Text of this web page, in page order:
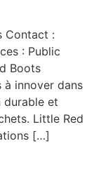
Contact :
: Public
Boots
à innover dans
durable et
Little Red
[…]